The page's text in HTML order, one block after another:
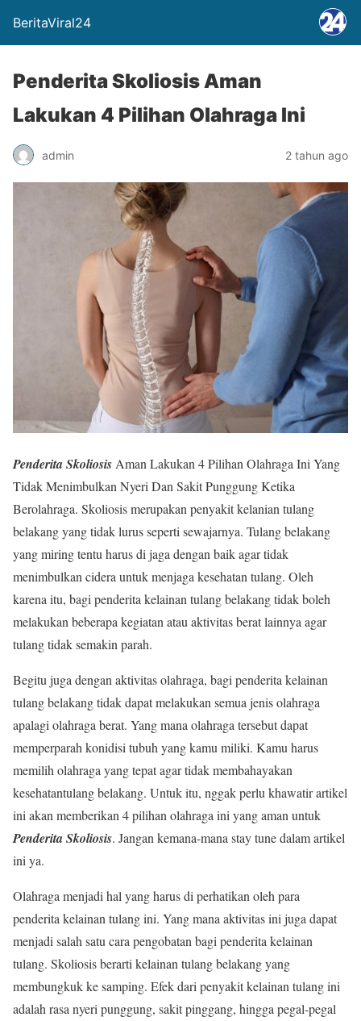
BeritaViral24
Penderita Skoliosis Aman
Lakukan 4 Pilihan Olahraga Ini
admin 2 tahun ago
Penderita Skoliosis Aman Lakukan 4 Pilihan Olahraga Ini Yang
Tidak Menimbulkan Nyeri Dan Sakit Punggung Ketika
Berolahraga. Skoliosis merupakan penyakit kelanian tulang
belakang yang tidak lurus seperti sewajarnya. Tulang belakang
yang miring tentu harus di jaga dengan baik agar tidak
menimbulkan cidera untuk menjaga kesehatan tulang. Oleh
karena itu, bagi penderita kelainan tulang belakang tidak boleh
melakukan beberapa kegiatan atau aktivitas berat lainnya agar
tulang tidak semakin parah.
Begitu juga dengan aktivitas olahraga, bagi penderita kelainan
tulang belakang tidak dapat melakukan semua jenis olahraga
apalagi olahraga berat. Yang mana olahraga tersebut dapat
memperparah konidisi tubuh yang kamu miliki. Kamu harus
memilih olahraga yang tepat agar tidak membahayakan
kesehatantulang belakang. Untuk itu, nggak perlu khawatir artikel
ini akan memberikan 4 pilihan olahraga ini yang aman untuk
Penderita Skoliosis. Jangan kemana-mana stay tune dalam artikel
ini ya.
Olahraga menjadi hal yang harus di perhatikan oleh para
penderita kelainan tulang ini. Yang mana aktivitas ini juga dapat
menjadi salah satu cara pengobatan bagi penderita kelainan
tulang. Skoliosis berarti kelainan tulang belakang yang
membungkuk ke samping. Efek dari penyakit kelainan tulang ini
adalah rasa nyeri punggung, sakit pinggang, hingga pegal-pegal